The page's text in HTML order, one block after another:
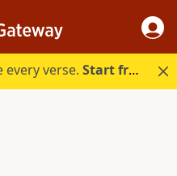
every verse.Start free.